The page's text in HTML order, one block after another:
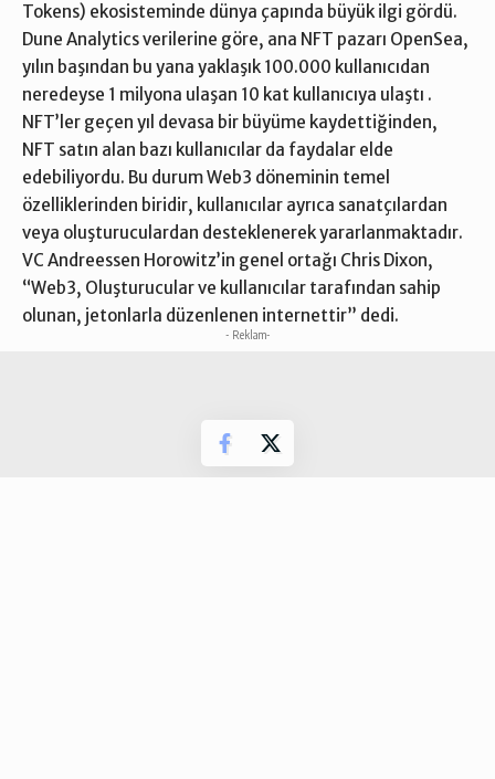
Tokens) ekosisteminde dünya çapında büyük ilgi gördü.
Dune Analyticsverilerine göre, ana NFT pazarı OpenSea,
yılın başından bu yana yaklaşık 100.000 kullanıcıdan
neredeyse 1 milyona ulaşan 10 kat kullanıcıya ulaştı .
NFT’ler geçen yıl devasa bir büyüme kaydettiğinden,
NFT satın alan bazı kullanıcılar da faydalar elde
edebiliyordu. Bu durum Web3 döneminin temel
özelliklerinden biridir, kullanıcılar ayrıca sanatçılardan
veya oluşturuculardan desteklenerek yararlanmaktadır.
VC Andreessen Horowitz’in genel ortağı Chris Dixon,
“Web3, Oluşturucular ve kullanıcılar tarafından sahip
olunan, jetonlarla düzenlenen internettir” dedi.
- Reklam-